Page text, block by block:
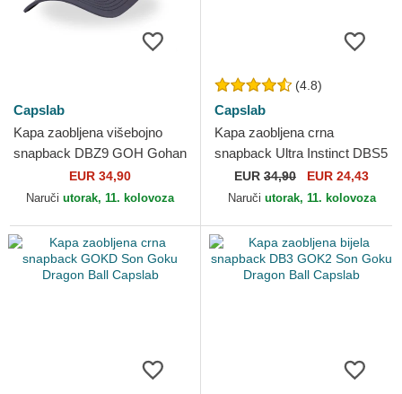
Capslab
Kapa zaobljena višebojno
snapback DBZ9 GOH Gohan
Vs Majin Buu Dragon Ball
Capslab
EUR 34,90
Naruči utorak, 11. kolovoza
(4.8)
Capslab
Kapa zaobljena crna
snapback Ultra Instinct DBS5
SIG Son Goku Dragon Ball
Capslab
EUR 34,90 EUR 24,43
Naruči utorak, 11. kolovoza